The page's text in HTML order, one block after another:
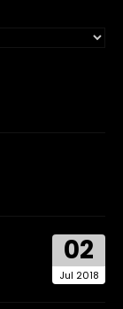
02
Jul 2018